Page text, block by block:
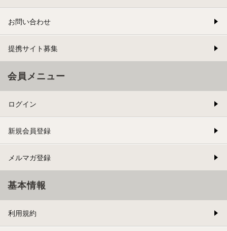
お問い合わせ
提携サイト募集
会員メニュー
ログイン
新規会員登録
メルマガ登録
基本情報
利用規約